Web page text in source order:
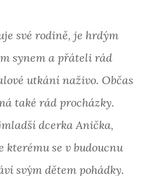
své rodině, je hrdým
synem a přáteli rád
utkání naživo. Občas
také rád procházky.
dcerka Anička,
kterému se v budoucnu
svým dětem pohádky.